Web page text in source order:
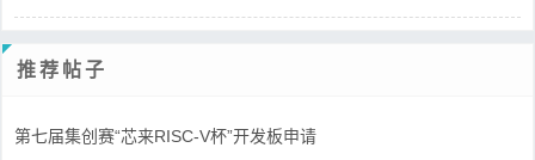
推荐帖子
第七届集创赛“芯来RISC-V杯”开发板申请